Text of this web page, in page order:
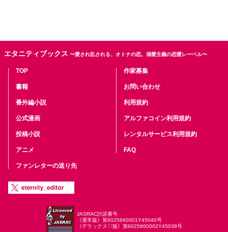
エタニティブックス 〜愛され乱される、オトナの恋。溺愛主義の恋愛レーベル〜
TOP
書籍
番外編小説
公式漫画
投稿小説
アニメ
ファンレターの送り先
作家募集
お問い合わせ
利用規約
アルファコイン利用規約
レンタルサービス利用規約
FAQ
JASRAC許諾番号
《通常版》第9025660001Y45040号
《デラックス♡版》第9025660002Y45038号